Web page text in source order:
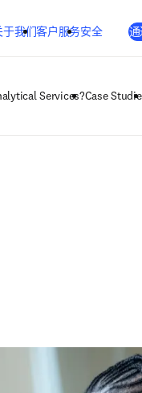
于我们客户服务安全
Services?Case